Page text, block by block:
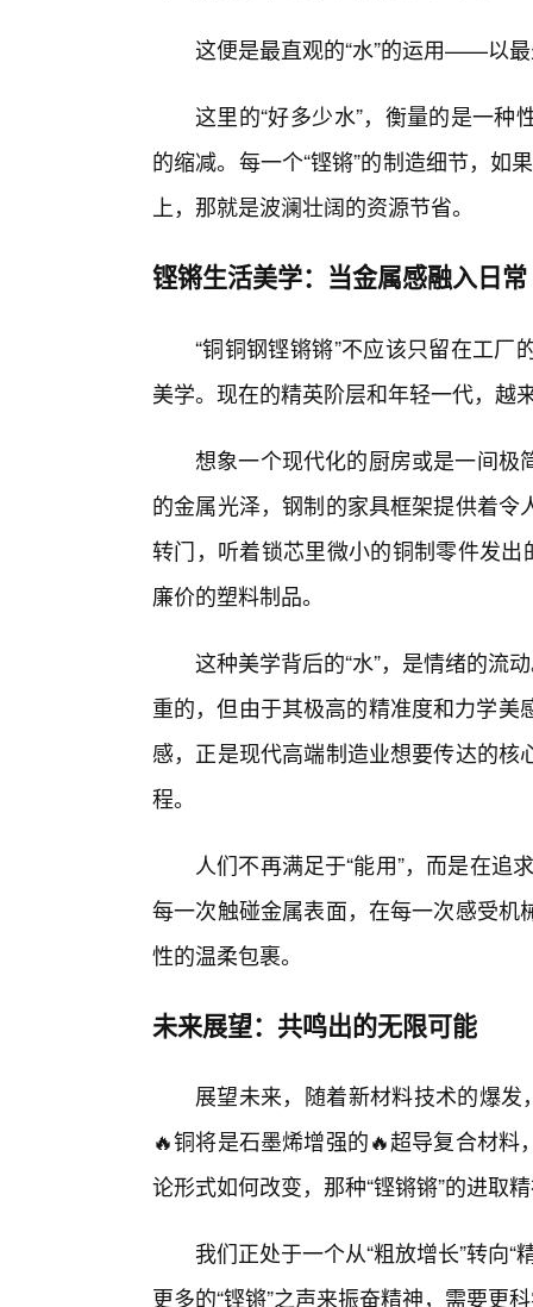
这便是最直观的“水”的运用——以
这里的“好多少水”，衡量的是一
的缩减。每一个“铿锵”的制造细节，如
上，那就是波澜壮阔的资源节省。
铿锵生活美学：当金属感融入日常
“铜铜钢铿锵锵”不应该只留在工
美学。现在的精英阶层和年轻一代，越
想象一个现代化的厨房或是一间极
的金属光泽，钢制的家具框架提供着
转门，听着锁芯里微小的铜制零件发
廉价的塑料制品。
这种美学背后的“水”，是情绪的流
重的，但由于其极高的精准度和力学
感，正是现代高端制造业想要传达的
程。
人们不再满足于“能用”，而是在追
每一次触碰金属表面，在每一次感受
性的温柔包裹。
未来展望：共鸣出的无限可能
展望未来，随着新材料技术的爆发
🔥铜将是石墨烯增强的🔥超导复合材
论形式如何改变，那种“铿锵锵”的进取
我们正处于一个从“粗放增长”转向
更多的“铿锵”之声来振奋精神，需要更